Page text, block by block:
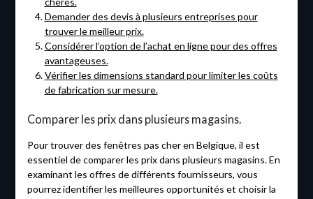
Demander des devis à plusieurs entreprises pour
trouver le meilleur prix.
Considérer l’option de l’achat en ligne pour des offres
avantageuses.
Vérifier les dimensions standard pour limiter les coûts
de fabrication sur mesure.
Comparer les prix dans plusieurs magasins.
Pour trouver des fenêtres pas cher en Belgique, il est
essentiel de comparer les prix dans plusieurs magasins. En
examinant les offres de différents fournisseurs, vous
pourrez identifier les meilleures opportunités et choisir la